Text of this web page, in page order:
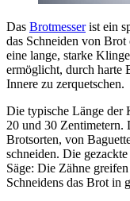
Das Brotmesserist ein
das Schneiden von
eine lange, starke
ermöglicht, durch harte
Innere zu zerquetschen.
Die typische Länge der
20 und 30 Zentimetern.
Brotsorten, von
schneiden. Die
Säge: Die Zähne
Schneidens das Brot in